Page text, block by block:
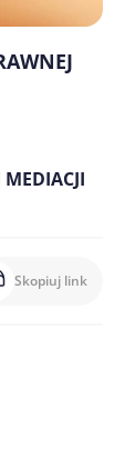
Skopiuj link